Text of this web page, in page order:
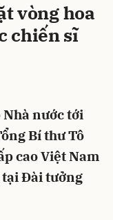
vòng hoa
chiến sĩ
nước tới
Bí thư Tô
cao Việt Nam
Đài tưởng